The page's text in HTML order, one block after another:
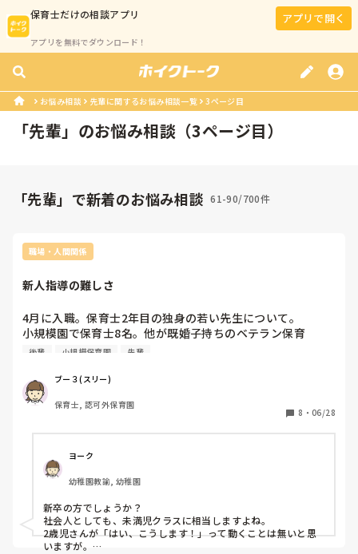
保育士だけの相談アプリ
アプリを無料でダウンロード！
アプリで開く
お悩み相談 先輩に関するお悩み相談一覧 3ページ目
「先輩」のお悩み相談（3ページ目）
「先輩」で新着のお悩み相談 61-90/700件
職場・人間関係
新人指導の難しさ
4月に入職。保育士2年目の独身の若い先生について。
小規模園で保育士8名。他が既婚子持ちのベテラン保育
士。
手く人間関係の構築が出来ずにいます。その先生の性格なの
か…
保育活動中、自ら動く姿は少なく言われても(返事はします)
見当違いの動きをしたり。　「怒ってる？」「気にいらない
のかな？」などと思われる事が増えてます。
最初は言わないとわからないんだよ。と見守りながら適時指
示を出すなどしてました。しかし言われても直ぐには動かな
かったり、別の部屋に行ってしまったり、今じゃないよねっ
て行動したり…
他にも土曜出勤が可能とのことだったけど、入職後には体調
を理由に休み希望を。出勤時間もギリギリ。注意すれば言い
後輩 小規模保育園 先輩
ブー３(スリー)
保育士, 認可外保育園
8 ・ 06/28
ヨーク
幼稚園教諭, 幼稚園
新卒の方でしょうか？
社会人としても、未満児クラスに相当しますよね。
2歳児さんが「はい、こうします！」って動くことは無いと思
いますが。